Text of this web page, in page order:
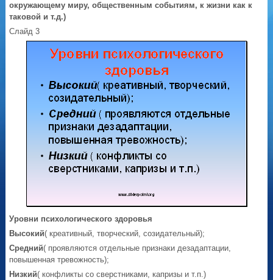
окружающему миру, общественным событиям, к жизни как к
таковой и т.д.)
Слайд 3
Уровни психологического здоровья
Высокий( креативный, творческий, созидательный);
Средний( проявляются отдельные признаки дезадаптации,
повышенная тревожность);
Низкий( конфликты со сверстниками, капризы и т.п.)